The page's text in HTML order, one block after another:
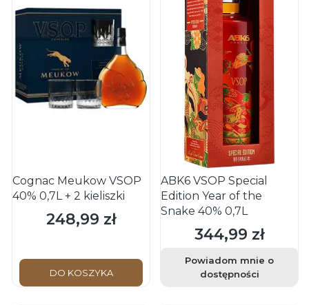
Cognac Meukow VSOP
40% 0,7L + 2 kieliszki
Cena
248,99 zł
DO KOSZYKA
ABK6 VSOP Special
Edition Year of the
Snake 40% 0,7L
Cena
344,99 zł
Powiadom mnie o
dostępności